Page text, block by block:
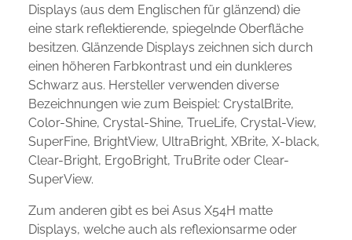
Displays (aus dem Englischen für glänzend) die
eine stark reflektierende, spiegelnde Oberfläche
besitzen. Glänzende Displays zeichnen sich durch
einen höheren Farbkontrast und ein dunkleres
Schwarz aus. Hersteller verwenden diverse
Bezeichnungen wie zum Beispiel: CrystalBrite,
Color-Shine, Crystal-Shine, TrueLife, Crystal-View,
SuperFine, BrightView, UltraBright, XBrite, X-black,
Clear-Bright, ErgoBright, TruBrite oder Clear-
SuperView.
Zum anderen gibt es bei Asus X54H matte
Displays, welche auch als reflexionsarme oder